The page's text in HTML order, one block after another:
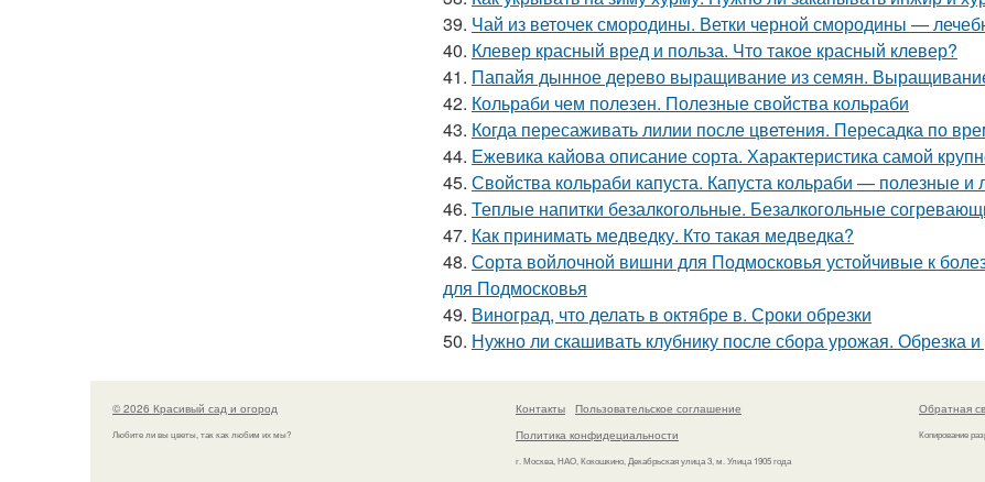
39. Чай из веточек смородины. Ветки черной смородины —
40. Клевер красный вред и польза. Что такое красный клевер?
41. Папайя дынное дерево выращивание из семян.
42. Кольраби чем полезен. Полезные свойства кольраби
43. Когда пересаживать лилии после цветения. Пересадка по
44. Ежевика кайова описание сорта. Характеристика самой
45. Свойства кольраби капуста. Капуста кольраби — полезные и
46. Теплые напитки безалкогольные. Безалкогольные
47. Как принимать медведку. Кто такая медведка?
48. Сорта войлочной вишни для Подмосковья устойчивые к
для Подмосковья
49. Виноград, что делать в октябре в. Сроки обрезки
50. Нужно ли скашивать клубнику после сбора урожая. Обрезка и
© 2026 Красивый сад и огород
Любите ли вы цветы, так как любим их мы?
Контакты
Пользовательское соглашение
Политика конфидециальности
г. Москва, НАО, Кокошкино, Декабрьская улица 3, м. Улица 1905 года
Обратная
Копирование